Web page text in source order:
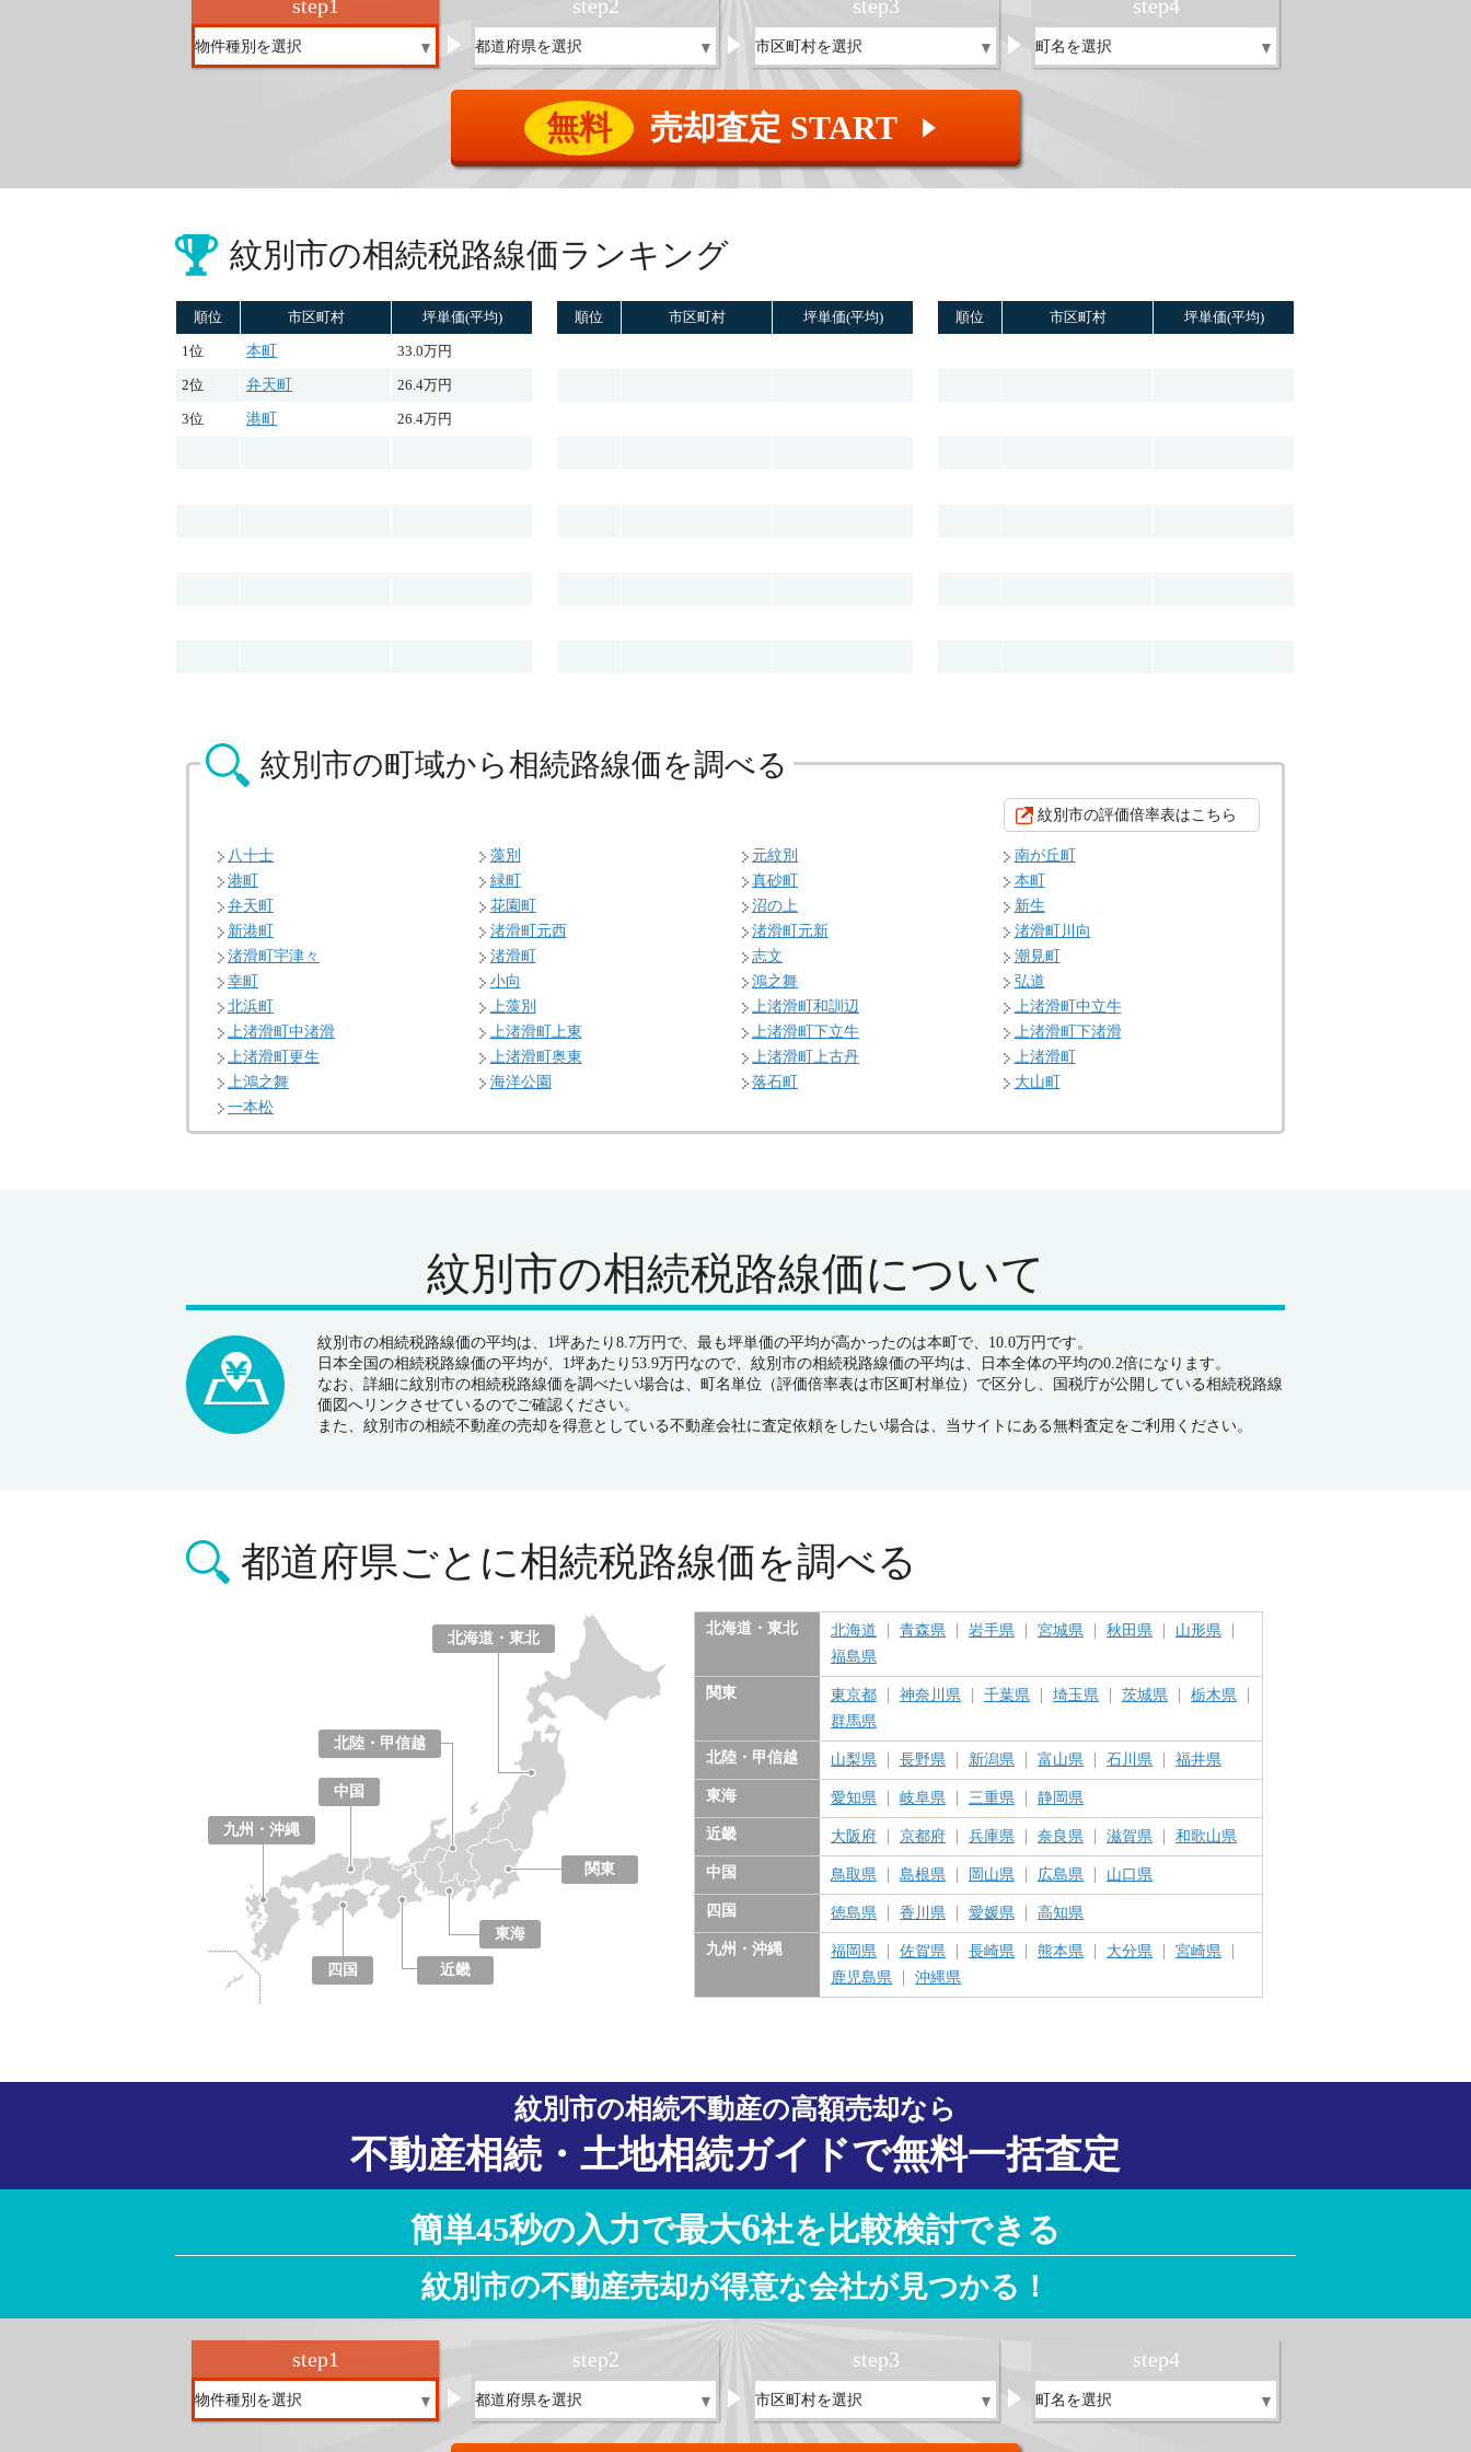
step1 step2 step3 step4
無料 売却査定 START ▲
紋別市の相続税路線価ランキング
順位 市区町村 坪単価(平均)
1位 本町 33.0万円
2位 弁天町 26.4万円
3位 港町 26.4万円
順位 市区町村 坪単価(平均) 順位 市区町村 坪単価(平均)
紋別市の町域から相続路線価を調べる
紋別市の評価倍率表はこちら
八十士 藻別 元紋別
南が丘町
港町
緑町 真砂町
本町
弁天町
花園町 沼の上
新生
新港町
渚滑町元西 渚滑町元新
渚滑町川向
渚滑町宇津々
渚滑町 志文
潮見町
幸町
小向 鴻之舞
弘道
北浜町
上藻別 上渚滑町和訓辺
上渚滑町中立牛
上渚滑町中渚滑
上渚滑町上東 上渚滑町下立牛
上渚滑町下渚滑
上渚滑町更生
上渚滑町奥東 上渚滑町上古丹
上渚滑町
上鴻之舞
海洋公園 落石町
大山町
一本松
紋別市の相続税路線価について
紋別市の相続税路線価の平均は、1坪あたり8.7万円で、最も坪単価の平均が高かったのは本町で、10.0万円です。
日本全国の相続税路線価の平均が、1坪あたり53.9万円なので、紋別市の相続税路線価の平均は、日本全体の平均の0.2倍になります。
なお、詳細に紋別市の相続税路線価を調べたい場合は、町名単位（評価倍率表は市区町村単位）で区分し、国税庁が公開している相続税路線
価図へリンクさせているのでご確認ください。
また、紋別市の相続不動産の売却を得意としている不動産会社に査定依頼をしたい場合は、当サイトにある無料査定をご利用ください。
都道府県ごとに相続税路線価を調べる
北海道・東北
関東
北陸・甲信越
東海
愛知県
岐阜県
三重県
静岡県
近畿
中国
四国
九州・沖縄
北海道・東北 北海道 青森県 岩手県 宮城県 秋田県
山形県
福島県
関東 東京都 神奈川県 千葉県 埼玉県 茨城県
栃木県
群馬県
北陸・甲信越 山梨県 長野県 新潟県 富山県 石川県 福井県
東海 愛知県 岐阜県 三重県 静岡県
近畿 大阪府 京都府 兵庫県 奈良県 滋賀県 和歌山県
中国 鳥取県 島根県 岡山県 広島県 山口県
四国 徳島県 香川県 愛媛県 高知県
九州・沖縄 福岡県 佐賀県 長崎県 熊本県 大分県
宮崎県
鹿児島県
沖縄県
紋別市の相続不動産の高額売却なら
不動産相続・土地相続ガイドで無料一括査定
簡単45秒の入力で最大6社を比較検討できる
紋別市の不動産売却が得意な会社が見つかる！
step1 step2 step3 step4